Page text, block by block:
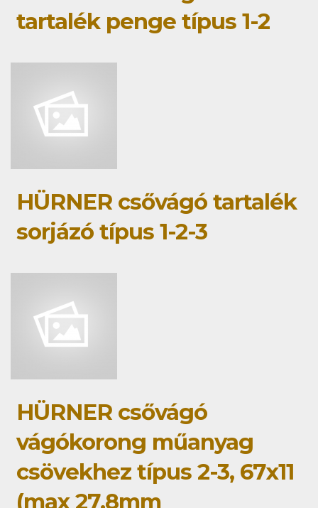
tartalék penge típus 1-2
HÜRNER csővágó tartalék
sorjázó típus 1-2-3
HÜRNER csővágó
vágókorong műanyag
csövekhez típus 2-3, 67x11
(max 27,8mm